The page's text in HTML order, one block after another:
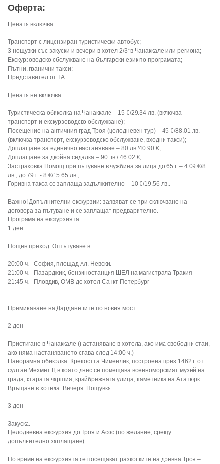
Оферта:
Цената включва:
Транспорт с лицензиран туристически автобус;
3 нощувки със закуски и вечери в хотел 2/3*в Чанаккале или региона;
Екскурзоводско обслужване на български език по програмата;
Пътни, гранични такси;
Представител от ТА.
Цената не включва:
Туристическа обиколка на Чанаккале – 15 €/29.34 лв. (включва
транспорт и екскурзоводско обслужване);
Посещение на античния град Троя (целодневен тур) – 45 €/88.01 лв.
(включва транспорт, екскурзоводско обслужване, входни такси);
Доплащане за единично настаняване – 80 лв./40.90 €;
Доплащане за двойна седалка – 90 лв./ 46.02 €;
Застраховка Помощ при пътуване в чужбина за лица до 65 г. – 4.09 €/8
лв., до 79 г. - 8 €/15.65 лв.;
Горивна такса се заплаща задължително – 10 €/19.56 лв..
Важно! Допълнителни екскурзии: заявяват се при сключване на
договора за пътуване и се заплащат предварително.
Програма на екскурзията
1 ден
Нощен преход. Отпътуване в:
20:00 ч. - София, площад Ал. Невски.
21:00 ч. - Пазарджик, бензиностанция ШЕЛ на магистрала Тракия
21:45 ч. - Пловдив, ОМВ до хотел Санкт Петербург
Преминаване на Дарданелите по новия мост.
2 ден
Пристигане в Чанаккале (настаняване в хотела, ако има свободни стаи,
ако няма настаняването става след 14:00 ч.)
Панорамна обиколка: Крепостта Чименлик, построена през 1462 г. от
султан Мехмет II, в която днес се помещава военноморският музей на
града; старата чаршия; крайбрежната улица; паметника на Ататюрк.
Връщане в хотела. Вечеря. Нощувка.
3 ден
Закуска.
Целодневна екскурзия до Троя и Асос (по желание, срещу
допълнително заплащане).
По време на екскурзията се посещават разкопките на древна Троя –